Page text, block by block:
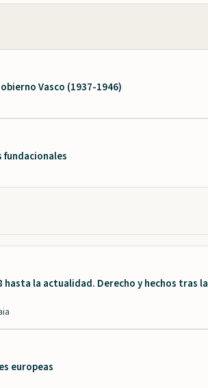
Vasco (1937-1946)
fundacionales
la actualidad. Derecho y hechos tras la
europeas